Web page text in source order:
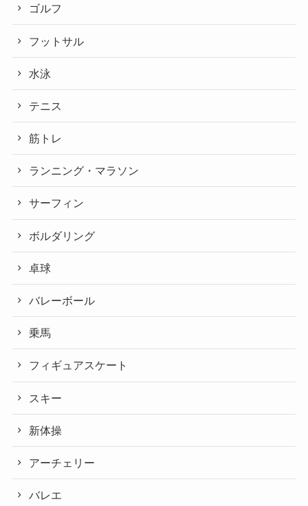
ゴルフ
フットサル
水泳
テニス
筋トレ
ランニング・マラソン
サーフィン
ボルダリング
卓球
バレーボール
乗馬
フィギュアスケート
スキー
新体操
アーチェリー
バレエ